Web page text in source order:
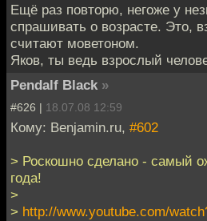
Ещё раз повторю, негоже у
спрашивать о возрасте. Это,
считают моветоном.
Яков, ты ведь взрослый
Pendalf Black »
#626 | 18.07.08 12:59
Кому: Benjamin.ru, #602
> Роскошно сделано - самый
года!
>
> http://www.youtube.com/